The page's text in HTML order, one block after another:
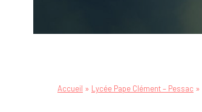
Accueil » Lycée Pape Clément – Pessac »